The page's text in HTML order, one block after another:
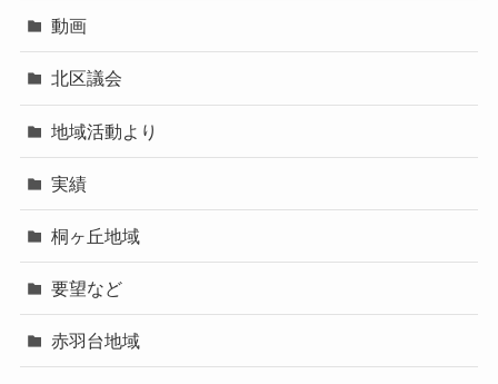
動画
北区議会
地域活動より
実績
桐ヶ丘地域
要望など
赤羽台地域